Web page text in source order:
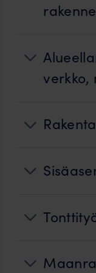
verkko,